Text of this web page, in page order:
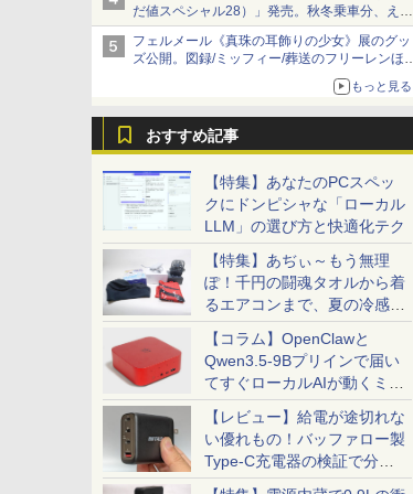
だ値スペシャル28）」発売。秋冬乗車分、えき
ねっと限定
フェルメール《真珠の耳飾りの少女》展のグッ
ズ公開。図録/ミッフィー/葬送のフリーレンほ
もっと見る
おすすめ記事
【特集】あなたのPCスペッ
クにドンピシャな「ローカル
LLM」の選び方と快適化テク
【特集】あぢぃ～もう無理
ぽ！千円の闘魂タオルから着
るエアコンまで、夏の冷感グ
ッズ一挙紹介
【コラム】OpenClawと
Qwen3.5-9Bプリインで届い
てすぐローカルAIが動くミニ
PC「SER9 Pro」
【レビュー】給電が途切れな
い優れもの！バッファロー製
Type-C充電器の検証で分か
ったこと